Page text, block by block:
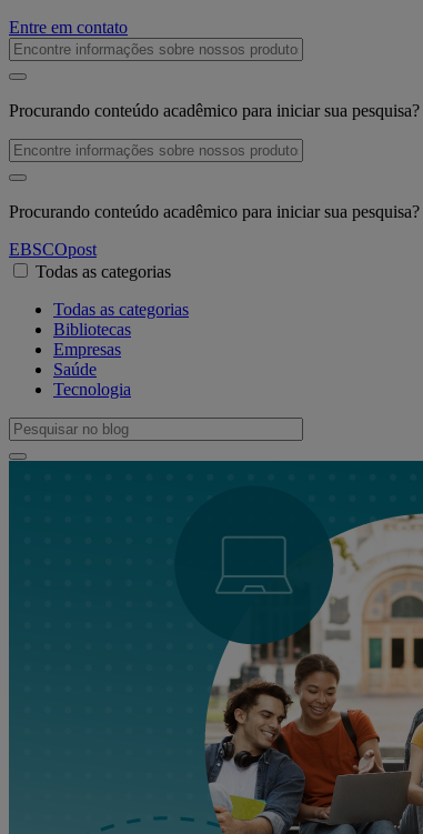
Entre em contato
Procurando conteúdo acadêmico para iniciar sua pesquisa?
Procurando conteúdo acadêmico para iniciar sua pesquisa?
EBSCOpost
Todas as categorias
Todas as categorias
Bibliotecas
Empresas
Saúde
Tecnologia